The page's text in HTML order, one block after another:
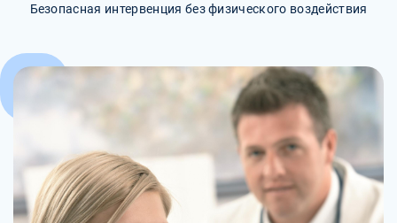
Безопасная интервенция без физического воздействия